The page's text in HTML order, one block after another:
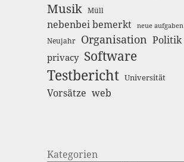
Musik Müll
nebenbei bemerkt neue aufgaben
Neujahr Organisation Politik
privacy Software
Testbericht Universität
Vorsätze web
Kategorien